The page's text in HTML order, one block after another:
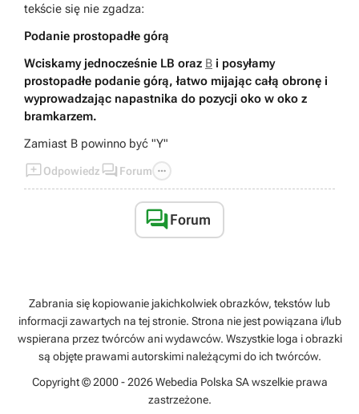
tekście się nie zgadza:
Podanie prostopadłe górą
Wciskamy jednocześnie LB oraz B i posyłamy
prostopadłe podanie górą, łatwo mijając całą obronę i
wyprowadzając napastnika do pozycji oko w oko z
bramkarzem.
Zamiast B powinno być "Y"
Odpowiedz  Forum 
Forum
Zabrania się kopiowanie jakichkolwiek obrazków, tekstów lub
informacji zawartych na tej stronie. Strona nie jest powiązana i/lub
wspierana przez twórców ani wydawców. Wszystkie loga i obrazki
są objęte prawami autorskimi należącymi do ich twórców.
Copyright © 2000 - 2026 Webedia Polska SA wszelkie prawa
zastrzeżone.